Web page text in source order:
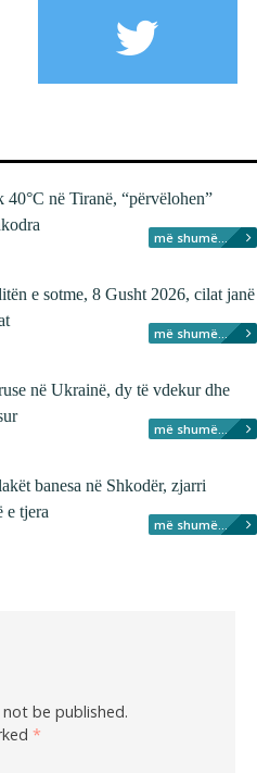
40°C në Tiranë, “përvëlohen”
më shumë...
e sotme, 8 Gusht 2026, cilat janë
më shumë...
në Ukrainë, dy të vdekur dhe
më shumë...
banesa në Shkodër, zjarri
e tjera
më shumë...
be published.
*